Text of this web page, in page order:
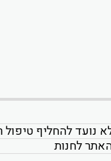
נועד להחליף
לחנות